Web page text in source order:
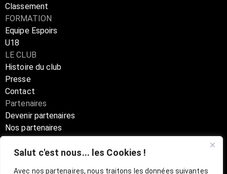
Salut c'est nous... les Cookies !
Avec nos partenaires, nous traitons les données suivantes
Classement
FORMATION
Equipe Espoirs
U18
LE CLUB
Histoire du club
Presse
Contact
Partenaires
Devenir partenaires
Nos partenaires